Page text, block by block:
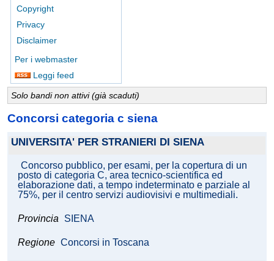
Copyright
Privacy
Disclaimer
Per i webmaster
Leggi feed
Solo bandi non attivi (già scaduti)
Concorsi categoria c siena
UNIVERSITA' PER STRANIERI DI SIENA
Concorso pubblico, per esami, per la copertura di un
posto di categoria C, area tecnico-scientifica ed
elaborazione dati, a tempo indeterminato e parziale al
75%, per il centro servizi audiovisivi e multimediali.
Provincia SIENA
Regione Concorsi in Toscana